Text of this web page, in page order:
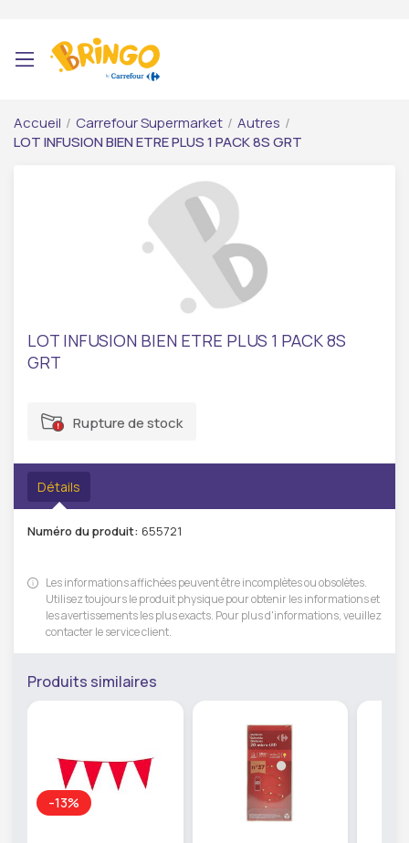
Accueil / Carrefour Supermarket / Autres /
LOT INFUSION BIEN ETRE PLUS 1 PACK 8S GRT
LOT INFUSION BIEN ETRE PLUS 1 PACK 8S
GRT
Rupture de stock
Détails
Numéro du produit: 655721
Les informations affichées peuvent être incomplètes ou obsolètes.
Utilisez toujours le produit physique pour obtenir les informations et
les avertissements les plus exacts. Pour plus d'informations, veuillez
contacter le service client.
Produits similaires
-13%